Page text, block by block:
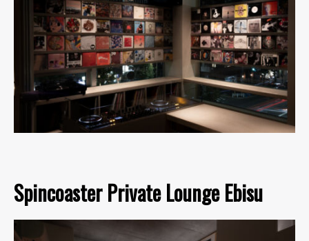
Spincoaster Private Lounge Ebisu